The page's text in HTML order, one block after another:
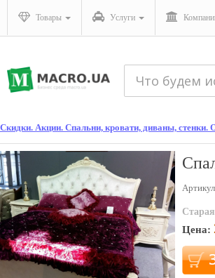
Товары Услуги
Скидки. Акции. Спальни, кровати, диваны, стенки.
Цена: